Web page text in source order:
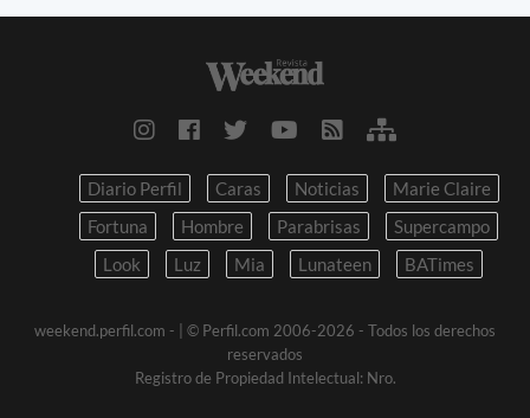
Diario Perfil Caras Noticias
Marie Claire
Fortuna
Hombre Parabrisas
Supercampo
Look
Luz Mia Lunateen BATimes
weekend.perfil.com -
| © Perfil.com 2006-2026 - Todos los derechos
reservados
Registro de Propiedad Intelectual: Nro.